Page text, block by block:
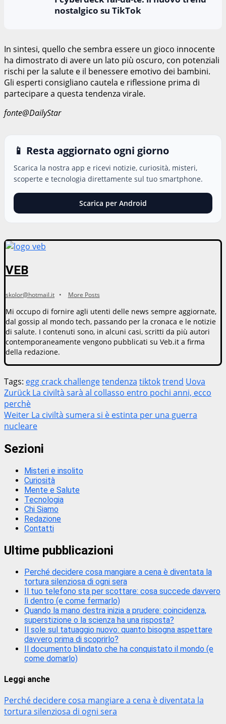
nostalgico su TikTok
In sintesi, quello che sembra essere un gioco innocente
ha dimostrato di avere un lato più oscuro, con potenziali
rischi per la salute e il benessere emotivo dei bambini.
Gli esperti consigliano cautela e riflessione prima di
partecipare a questa tendenza virale.
fonte@DailyStar
📱 Resta aggiornato ogni giorno
Scarica la nostra app e ricevi notizie, curiosità, misteri,
scoperte e tecnologia direttamente sul tuo smartphone.
Scarica per Android
VEB
skolor@hotmail.it • More Posts
Mi occupo di fornire agli utenti delle news sempre aggiornate,
dal gossip al mondo tech, passando per la cronaca e le notizie
di salute. I contenuti sono, in alcuni casi, scritti da più autori
contemporaneamente vengono pubblicati su Veb.it a firma
della redazione.
Tags: egg crack challengetendenza tiktoktrend Uova
Beitragsnavigation
Zurück La civiltà sarà al collasso entro pochi anni, ecco
perchè
Weiter La civiltà sumera si è estinta per una guerra
nucleare
Sezioni
Misteri e insolito
Curiosità
Mente e Salute
Tecnologia
Chi Siamo
Redazione
Contatti
Ultime pubblicazioni
Perché decidere cosa mangiare a cena è diventata la
tortura silenziosa di ogni sera
Il tuo telefono sta per scottare: cosa succede davvero
lì dentro (e come fermarlo)
Quando la mano destra inizia a prudere: coincidenza,
superstizione o la scienza ha una risposta?
Il sole sul tatuaggio nuovo: quanto bisogna aspettare
davvero prima di scoprirlo?
Il documento blindato che ha conquistato il mondo (e
come domarlo)
Leggi anche
Perché decidere cosa mangiare a cena è diventata la
tortura silenziosa di ogni sera